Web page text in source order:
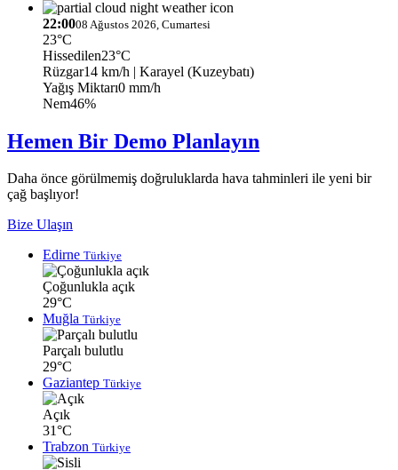
22:0008 Ağustos 2026, Cumartesi
23°C
Hissedilen23°C
Rüzgar14 km/h | Karayel (Kuzeybatı)
Yağış Miktarı0 mm/h
Nem46%
Hemen Bir Demo Planlayın
Daha önce görülmemiş doğruluklarda hava tahminleri ile yeni bir
çağ başlıyor!
Bize Ulaşın
Edirne Türkiye
Çoğunlukla açık
29°C
Muğla Türkiye
Parçalı bulutlu
29°C
Gaziantep Türkiye
Açık
31°C
Trabzon Türkiye